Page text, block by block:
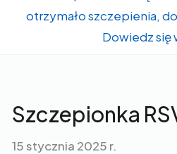
otrzymało szczepienia,
Dowiedz się
Szczepionka
15 stycznia 2025 r.